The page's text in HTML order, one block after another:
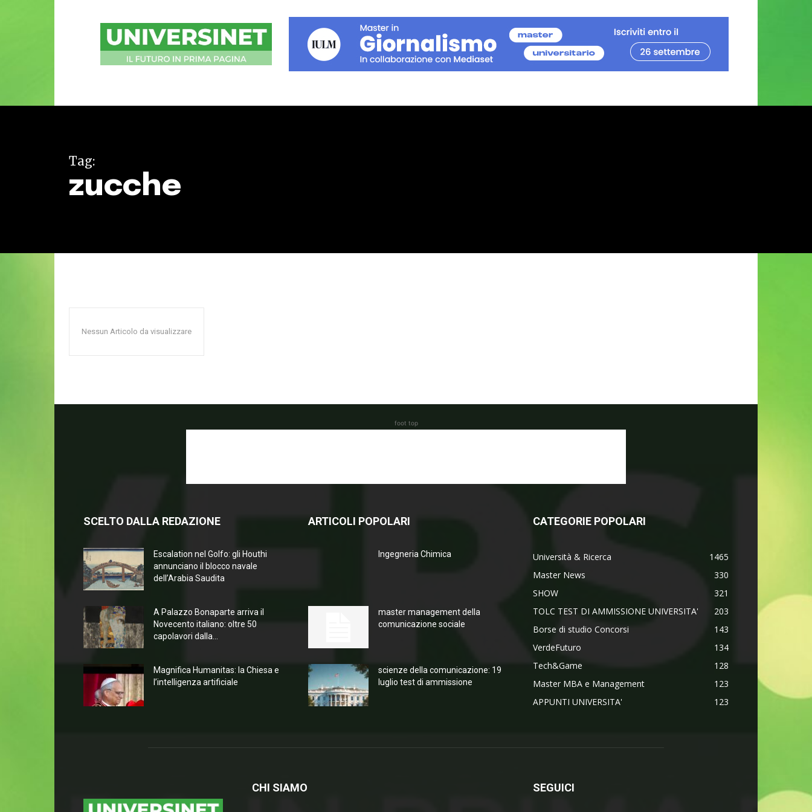
UniversiNet
Magazine
Tag:
zucche
Nessun Articolo da visualizzare
foot top
SCELTO DALLA REDAZIONE
Escalation nel Golfo: gli Houthi
annunciano il blocco navale
dell’Arabia Saudita
A Palazzo Bonaparte arriva il
Novecento italiano: oltre 50
capolavori dalla...
Magnifica Humanitas: la Chiesa e
l’intelligenza artificiale
ARTICOLI POPOLARI
Ingegneria Chimica
master management della
comunicazione sociale
scienze della comunicazione: 19
luglio test di ammissione
CATEGORIE POPOLARI
Università & Ricerca
1465
Master News
330
SHOW
321
TOLC TEST DI AMMISSIONE UNIVERSITA'
203
Borse di studio Concorsi
143
VerdeFuturo
134
Tech&Game
128
Master MBA e Management
123
APPUNTI UNIVERSITA'
123
CHI SIAMO SEGUICI